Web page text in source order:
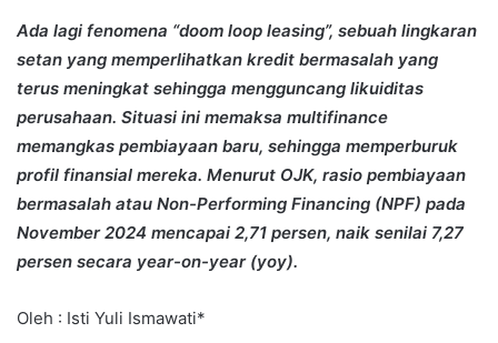
Ada lagi fenomena “doom loop leasing”, sebuah lingkaran
setan yang memperlihatkan kredit bermasalah yang
terus meningkat sehingga mengguncang likuiditas
perusahaan. Situasi ini memaksa multifinance
memangkas pembiayaan baru, sehingga memperburuk
profil finansial mereka. Menurut OJK, rasio pembiayaan
bermasalah atau Non-Performing Financing (NPF) pada
November 2024 mencapai 2,71 persen, naik senilai 7,27
persen secara year-on-year (yoy).
Oleh : Isti Yuli Ismawati*